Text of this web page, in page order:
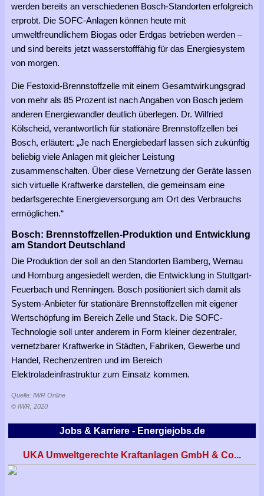
werden bereits an verschiedenen Bosch-Standorten erfolgreich
erprobt. Die SOFC-Anlagen können heute mit
umweltfreundlichem Biogas oder Erdgas betrieben werden –
und sind bereits jetzt wasserstofffähig für das Energiesystem
von morgen.
Die Festoxid-Brennstoffzelle mit einem Gesamtwirkungsgrad
von mehr als 85 Prozent ist nach Angaben von Bosch jedem
anderen Energiewandler deutlich überlegen. Dr. Wilfried
Kölscheid, verantwortlich für stationäre Brennstoffzellen bei
Bosch, erläutert: „Je nach Energiebedarf lassen sich zukünftig
beliebig viele Anlagen mit gleicher Leistung
zusammenschalten. Über diese Vernetzung der Geräte lassen
sich virtuelle Kraftwerke darstellen, die gemeinsam eine
bedarfsgerechte Energieversorgung am Ort des Verbrauchs
ermöglichen.“
Bosch: Brennstoffzellen-Produktion und Entwicklung
am Standort Deutschland
Die Produktion der soll an den Standorten Bamberg, Wernau
und Homburg angesiedelt werden, die Entwicklung in Stuttgart-
Feuerbach und Renningen. Bosch positioniert sich damit als
System-Anbieter für stationäre Brennstoffzellen mit eigener
Wertschöpfung im Bereich Zelle und Stack. Die SOFC-
Technologie soll unter anderem in Form kleiner dezentraler,
vernetzbarer Kraftwerke in Städten, Fabriken, Gewerbe und
Handel, Rechenzentren und im Bereich
Elektroladeinfrastruktur zum Einsatz kommen.
Quelle: IWR Online
© IWR, 2020
Jobs & Karriere - Energiejobs.de
UKA Umweltgerechte Kraftanlagen GmbH & Co...